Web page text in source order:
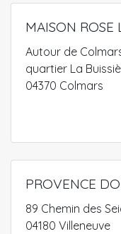
MAISON ROSE
Autour de
quartier La
04370 Colmars
PROVENCE
89 Chemin des
04180 Villeneuve